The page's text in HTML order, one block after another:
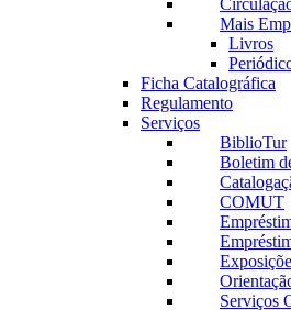
Mais
Livros
Ficha Catalográfica
Regulamento
Serviços
BiblioTur
Boletim
COMUT
Serviços